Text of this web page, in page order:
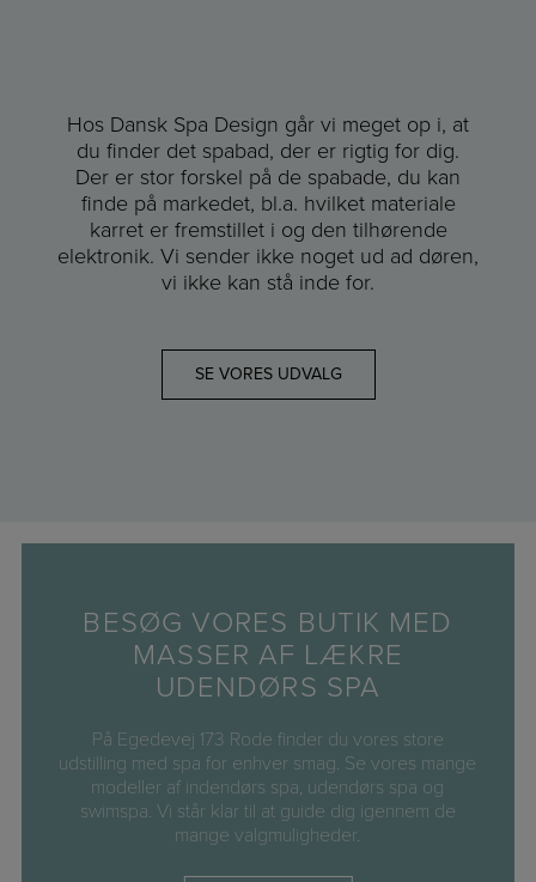
Hos Dansk Spa Design går vi meget op i, at
du finder det spabad, der er rigtig for dig.
Der er stor forskel på de spabade, du kan
finde på markedet, bl.a. hvilket materiale
karret er fremstillet i og den tilhørende
elektronik. Vi sender ikke noget ud ad døren,
vi ikke kan stå inde for.
SE VORES UDVALG
BESØG VORES BUTIK MED
MASSER AF LÆKRE
UDENDØRS SPA
På Egedevej 173 Rode finder du vores store
udstilling med spa for enhver smag. Se vores mange
modeller af indendørs spa, udendørs spa og
swimspa. Vi står klar til at guide dig igennem de
mange valgmuligheder.